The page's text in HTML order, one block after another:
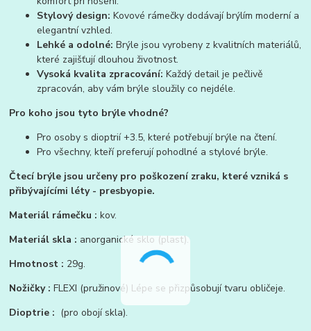
Stylový design: Kovové rámečky dodávají brýlím moderní a
elegantní vzhled.
Lehké a odolné: Brýle jsou vyrobeny z kvalitních materiálů,
které zajišťují dlouhou životnost.
Vysoká kvalita zpracování: Každý detail je pečlivě
zpracován, aby vám brýle sloužily co nejdéle.
Pro koho jsou tyto brýle vhodné?
Pro osoby s dioptrií +3.5, které potřebují brýle na čtení.
Pro všechny, kteří preferují pohodlné a stylové brýle.
Čtecí brýle jsou určeny pro poškození zraku, které vzniká s
přibývajícími léty - presbyopie.
Materiál rámečku :kov.
Materiál skla : anorganické sklo (plast).
Hmotnost : 29g.
Nožičky :FLEXI (pružinové) Lépe se přizpůsobují tvaru obličeje.
Dioptrie : (pro obojí skla).